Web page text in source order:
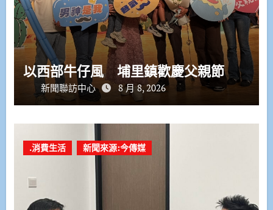
以西部牛仔風 埔里鎮歡慶父親節
新聞聯訪中心 8 月 8, 2026
.消費生活 新聞來源:今傳媒